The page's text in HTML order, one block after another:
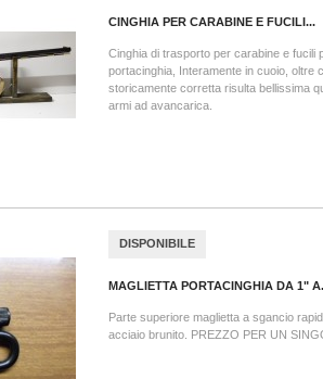
CINGHIA PER CARABINE E FUCILI...
Cinghia di trasporto per carabine e fucili
portacinghia, Interamente in cuoio, oltre
storicamente corretta risulta bellissima
armi ad avancarica.
DISPONIBILE
MAGLIETTA PORTACINGHIA DA 1"
Parte superiore maglietta a sgancio
acciaio brunito. PREZZO PER UN